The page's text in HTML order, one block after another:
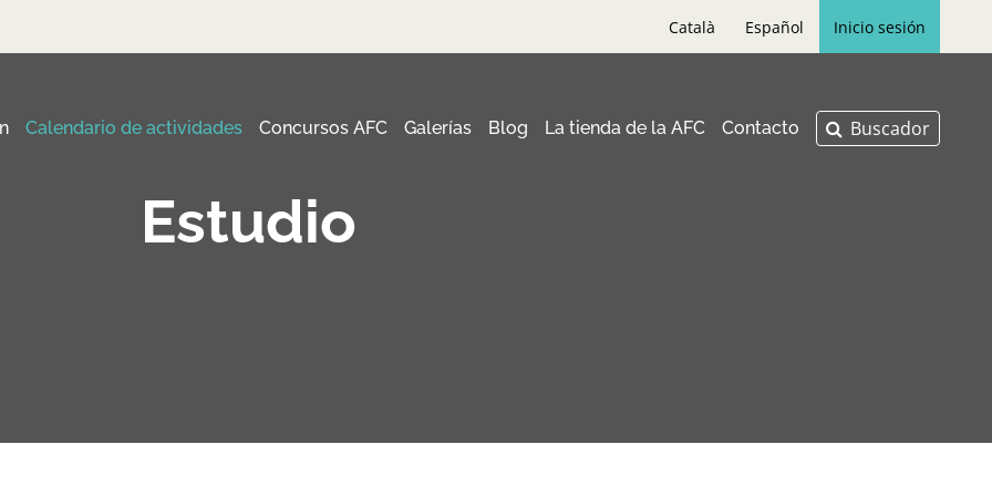
Català Español Inicio sesión
Calendario de actividades Concursos AFC Galerías Blog La tienda de la AFC Contacto
Estudio